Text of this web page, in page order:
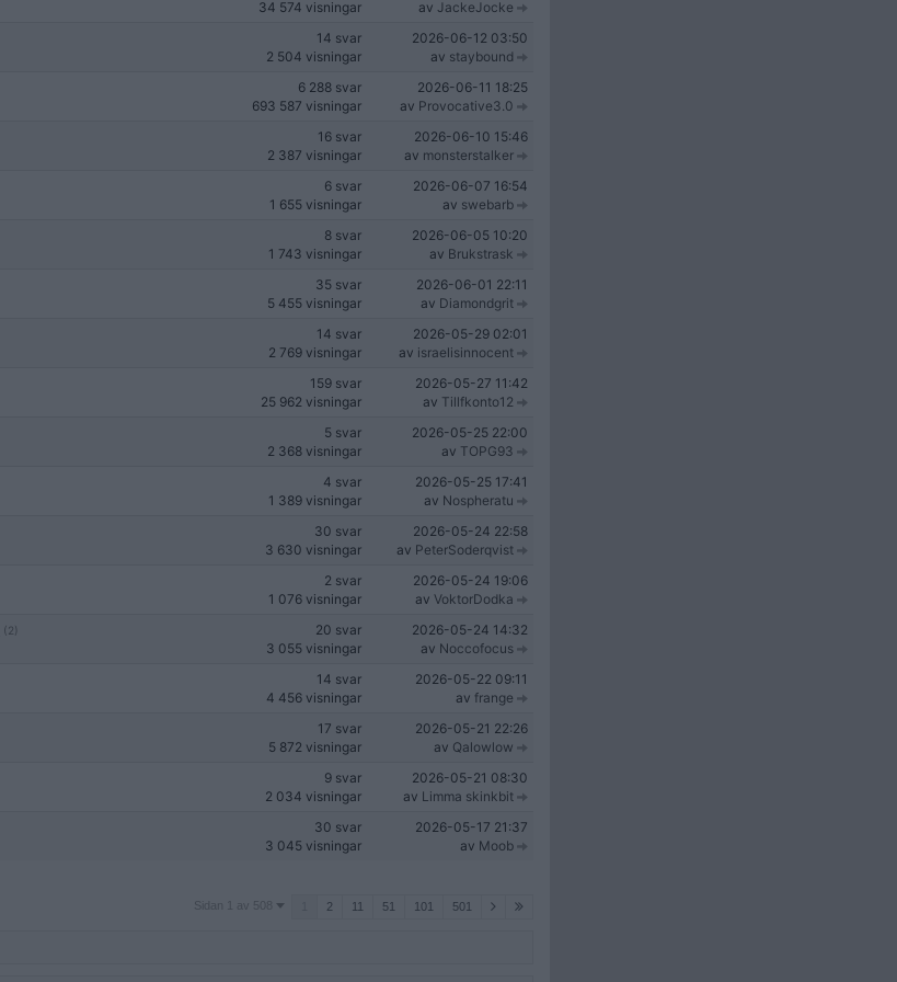
34 574 visningar
av JackeJocke
14 svar
2 504 visningar
2026-06-12 03:50
av staybound
6 288 svar
693 587 visningar
2026-06-11 18:25
av Provocative3.0
16 svar
2 387 visningar
2026-06-10 15:46
av monsterstalker
6 svar
1 655 visningar
2026-06-07 16:54
av swebarb
8 svar
1 743 visningar
2026-06-05 10:20
av Brukstrask
35 svar
5 455 visningar
2026-06-01 22:11
av Diamondgrit
14 svar
2 769 visningar
2026-05-29 02:01
av israelisinnocent
159 svar
25 962 visningar
2026-05-27 11:42
av Tillfkonto12
5 svar
2 368 visningar
2026-05-25 22:00
av TOPG93
4 svar
1 389 visningar
2026-05-25 17:41
av Nospheratu
30 svar
3 630 visningar
2026-05-24 22:58
av PeterSoderqvist
2 svar
1 076 visningar
2026-05-24 19:06
av VoktorDodka
(2)
20 svar
3 055 visningar
2026-05-24 14:32
av Noccofocus
14 svar
4 456 visningar
2026-05-22 09:11
av frange
17 svar
5 872 visningar
2026-05-21 22:26
av Qalowlow
9 svar
2 034 visningar
2026-05-21 08:30
av Limma skinkbit
30 svar
3 045 visningar
2026-05-17 21:37
av Moob
Sidan
Sidan 1 av 508 2 11 51 101 501